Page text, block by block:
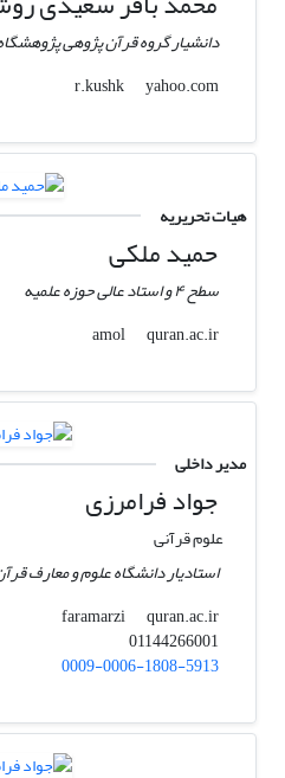
دانشیار گروه قرآن پژوهی
r.kushk
yahoo.com
هیات تحریریه
حمید ملکی
سطح ۴ و استاد عالی حوزه علمیه
amol
quran.ac.ir
مدیر داخلی
جواد فرامرزی
علوم قرآنی
استادیار دانشگاه علوم و معارف
faramarzi
quran.ac.ir
0009-0006-1808-5913